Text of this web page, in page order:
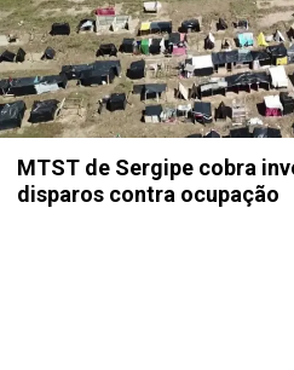
MTST de Sergipe cobra
disparos contra ocupação